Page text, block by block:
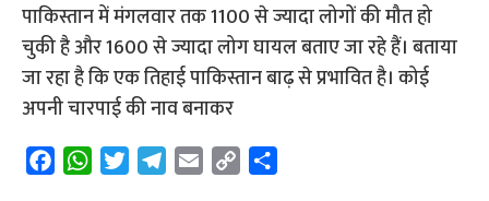
पाकिस्तान में मंगलवार तक 1100 से ज्यादा लोगों की मौत हो
चुकी है और 1600 से ज्यादा लोग घायल बताए जा रहे हैं। बताया
जा रहा है कि एक तिहाई पाकिस्तान बाढ़ से प्रभावित है। कोई
अपनी चारपाई की नाव बनाकर
W